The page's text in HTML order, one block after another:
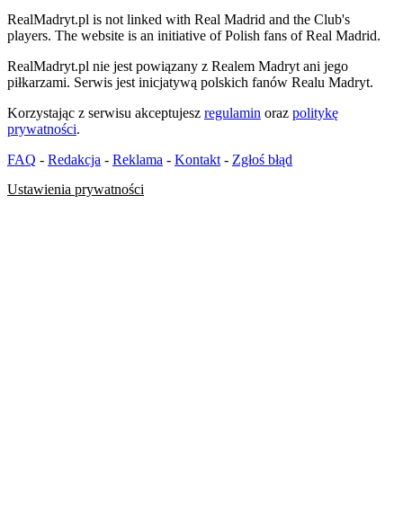
RealMadryt.pl is not linked with Real Madrid and the Club's
players. The website is an initiative of Polish fans of Real Madrid.
RealMadryt.pl nie jest powiązany z Realem Madryt ani jego
piłkarzami. Serwis jest inicjatywą polskich fanów Realu Madryt.
Korzystając z serwisu akceptujesz regulamin oraz politykę
prywatności.
FAQ - Redakcja - Reklama - Kontakt - Zgłoś błąd
Ustawienia prywatności